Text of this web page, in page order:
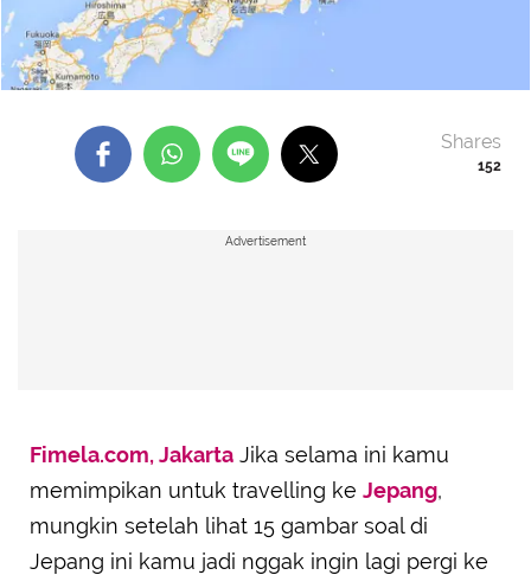
152
Shares
Advertisement
Fimela.com, Jakarta Jika selama ini kamu
memimpikan untuk travelling ke Jepang,
mungkin setelah lihat 15 gambar soal di
Jepang ini kamu jadi nggak ingin lagi pergi ke